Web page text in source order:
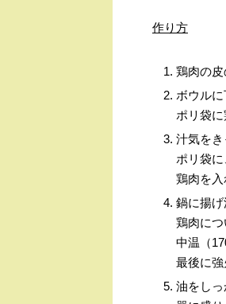
作り方
鶏肉の皮
ボウル
ポリ袋
汁気をき
ポリ袋
鶏肉を入
鍋に揚げ
鶏肉につ
中温（
最後に強
油をしっ